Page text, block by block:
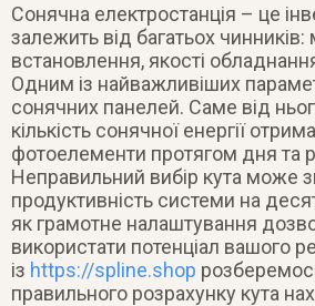
Сонячна електростанція – це
залежить від багатьох чинників:
встановлення, якості
Одним із найважливіших
сонячних панелей. Саме від
кількість сонячної енергії
фотоелементи протягом дня та
Неправильний вибір кута може
продуктивність системи на
як грамотне налаштування
використати потенціал вашого
із https://spline.shop
правильного розрахунку кута